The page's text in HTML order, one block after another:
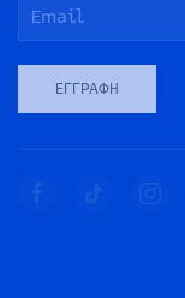
ΕΓΓΡΑΦΉ